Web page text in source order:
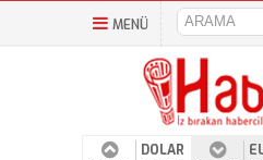
MENÜ
DOLAR